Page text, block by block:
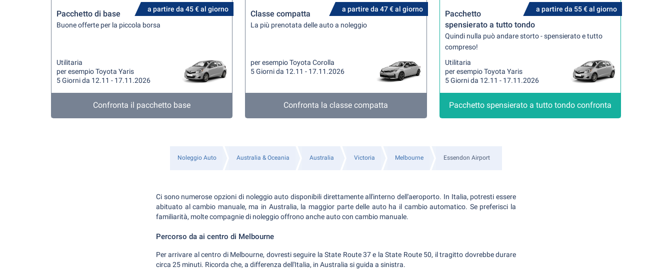
a partire da 45 € al giorno
Pacchetto di base
Buone offerte per la piccola borsa
Utilitaria
per esempio Toyota Yaris
5 Giorni da 12.11 - 17.11.2026
Confronta il pacchetto base
a partire da 47 € al giorno
Classe compatta
La più prenotata delle auto a noleggio
per esempio Toyota Corolla
5 Giorni da 12.11 - 17.11.2026
Confronta la classe compatta
a partire da 55 € al giorno
Pacchetto
spensierato a tutto tondo
Quindi nulla può andare storto - spensierato e tutto
compreso!
Utilitaria
per esempio Toyota Yaris
5 Giorni da 12.11 - 17.11.2026
Pacchetto spensierato a tutto tondo confronta
Noleggio Auto Australia & Oceania Australia Victoria Melbourne Essendon Airport
Ci sono numerose opzioni di noleggio auto disponibili direttamente all'interno dell'aeroporto. In Italia, potresti essere
abituato al cambio manuale, ma in Australia, la maggior parte delle auto ha il cambio automatico. Se preferisci la
familiarità, molte compagnie di noleggio offrono anche auto con cambio manuale.
Percorso da ai centro di Melbourne
Per arrivare al centro di Melbourne, dovresti seguire la State Route 37 e la State Route 50, il tragitto dovrebbe durare
circa 25 minuti. Ricorda che, a differenza dell'Italia, in Australia si guida a sinistra.